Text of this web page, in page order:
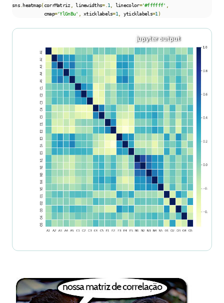
sns. heatmap(corrMatriz linewidths=. 1 linecolor='#ffffff'
            cmap
='YlGnBu' xticklabels=1 yticklabels=1 )